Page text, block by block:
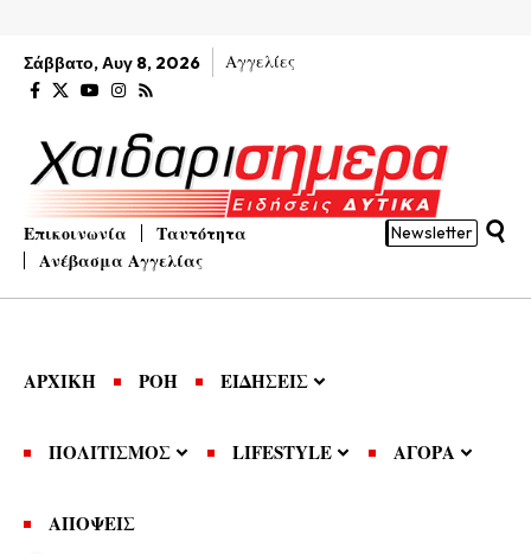
Σάββατο, Αυγ 8, 2026 Αγγελίες
Επικοινωνία
Ταυτότητα
Ανέβασμα Αγγελίας
Newsletter
ΑΡΧΙΚΗ ΡΟΗ ΕΙΔΗΣΕΙΣ
ΠΟΛΙΤΙΣΜΟΣ LIFESTYLE ΑΓΟΡΑ
ΑΠΟΨΕΙΣ